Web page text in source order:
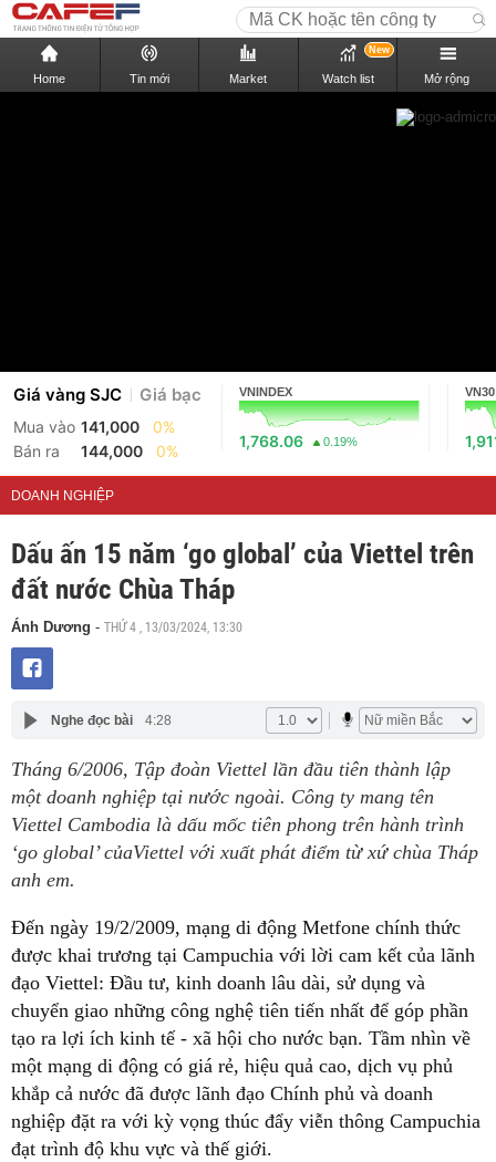
Home Tin mới Market Watch list
New
Mở rộng
Giá vàng SJC Giá bạc
Mua vào 141,000
0%
Bán ra
144,000 0%
VNINDEX
1,768.06 0.19%
VN30
DOANH NGHIỆP
Dấu ấn 15 năm ‘go global’ của Viettel trên
đất nước Chùa Tháp
Ánh Dương - THỨ 4 , 13/03/2024, 13:30
Nghe đọc bài 4:28
Tháng 6/2006, Tập đoàn Viettel lần đầu tiên thành lập
một doanh nghiệp tại nước ngoài. Công ty mang tên
Viettel Cambodia là dấu mốc tiên phong trên hành trình
‘go global’ củaViettel với xuất phát điểm từ xứ chùa Tháp
anh em.
Đến ngày 19/2/2009, mạng di động Metfone chính thức
được khai trương tại Campuchia với lời cam kết của lãnh
đạo Viettel: Đầu tư, kinh doanh lâu dài, sử dụng và
chuyển giao những công nghệ tiên tiến nhất để góp phần
tạo ra lợi ích kinh tế - xã hội cho nước bạn. Tầm nhìn về
một mạng di động có giá rẻ, hiệu quả cao, dịch vụ phủ
khắp cả nước đã được lãnh đạo Chính phủ và doanh
nghiệp đặt ra với kỳ vọng thúc đẩy viễn thông Campuchia
đạt trình độ khu vực và thế giới.